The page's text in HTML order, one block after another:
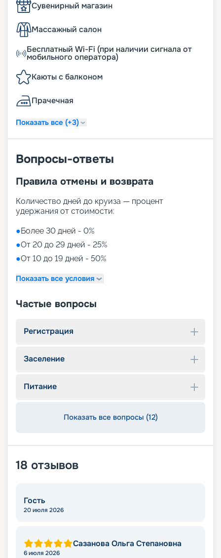
Сувенирный магазин
Массажный салон
Бесплатный Wi-Fi (при наличии сигнала от
мобильного оператора)
Каюты с балконом
Прачечная
Показать все (+3)
Вопросы-ответы
Правила отмены и возврата
Количество дней до круиза — процент
удержания от стоимости:
●Более 30 дней - 0%
●От 20 до 29 дней - 25%
●От 10 до 19 дней - 50%
Показать все условия
Частые вопросы
Регистрация
Заселение
Питание
Показать все вопросы (12)
18 отзывов
Гость
20 июля 2026
Сазанова Ольга Степановна
6 июля 2026